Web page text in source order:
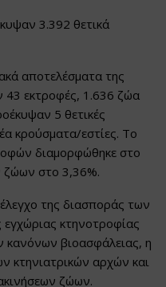
3.392 θετικά
αποτελέσματα της
43 εκτροφές, 1.636 ζώα
5 θετικές
κρούσματα/εστίες. Το
διαμορφώθηκε στο
ζώων στο 3,36%.
της διασποράς των
εγχώριας κτηνοτροφίας
βιοασφάλειας, η
κτηνιατρικών αρχών και
ζώων.